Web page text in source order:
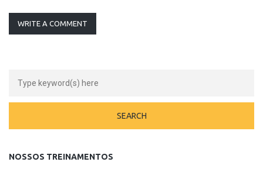
WRITE A COMMENT
NOSSOS TREINAMENTOS